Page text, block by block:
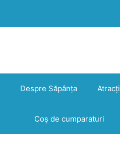
Despre Săpânța
Coș de cumparaturi